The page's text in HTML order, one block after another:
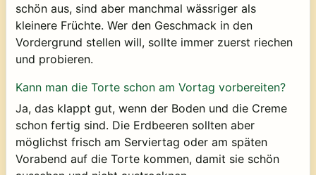
schön aus, sind aber manchmal wässriger als
kleinere Früchte. Wer den Geschmack in den
Vordergrund stellen will, sollte immer zuerst riechen
und probieren.
Kann man die Torte schon am Vortag vorbereiten?
Ja, das klappt gut, wenn der Boden und die Creme
schon fertig sind. Die Erdbeeren sollten aber
möglichst frisch am Serviertag oder am späten
Vorabend auf die Torte kommen, damit sie schön